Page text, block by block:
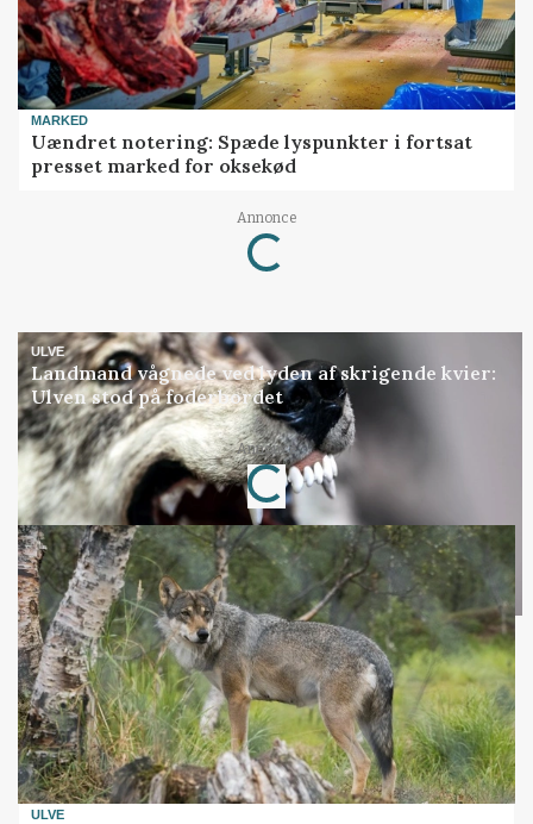
MARKED
Uændret notering: Spæde lyspunkter i fortsat
presset marked for oksekød
Annonce
Loading...
ULVE
Landmand vågnede ved lyden af skrigende kvier:
Ulven stod på foderbordet
Annonce
Loading...
ULVE